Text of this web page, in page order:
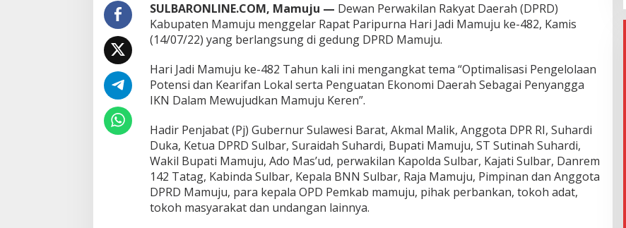
i
n
i
a
a
B
p
a
t
i
M
a
m
SULBARONLINE.COM, Mamuju — Dewan Perwakilan Rakyat Daerah (DPRD)
Kabupaten Mamuju menggelar Rapat Paripurna Hari Jadi Mamuju ke-482, Kamis
(14/07/22) yang berlangsung di gedung DPRD Mamuju.
Hari Jadi Mamuju ke-482 Tahun kali ini mengangkat tema “Optimalisasi Pengelolaan
Potensi dan Kearifan Lokal serta Penguatan Ekonomi Daerah Sebagai Penyangga
IKN Dalam Mewujudkan Mamuju Keren”.
Hadir Penjabat (Pj) Gubernur Sulawesi Barat, Akmal Malik, Anggota DPR RI, Suhardi
Duka, Ketua DPRD Sulbar, Suraidah Suhardi, Bupati Mamuju, ST Sutinah Suhardi,
Wakil Bupati Mamuju, Ado Mas’ud, perwakilan Kapolda Sulbar, Kajati Sulbar, Danrem
142 Tatag, Kabinda Sulbar, Kepala BNN Sulbar, Raja Mamuju, Pimpinan dan Anggota
DPRD Mamuju, para kepala OPD Pemkab mamuju, pihak perbankan, tokoh adat,
tokoh masyarakat dan undangan lainnya.